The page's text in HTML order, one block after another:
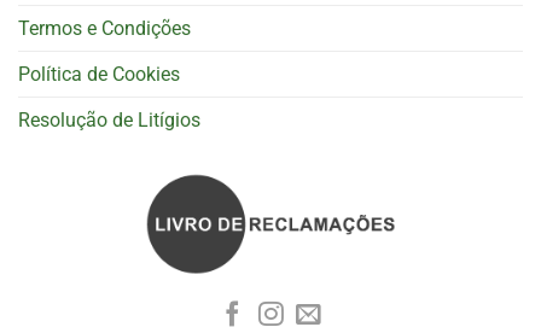
Termos e Condições
Política de Cookies
Resolução de Litígios